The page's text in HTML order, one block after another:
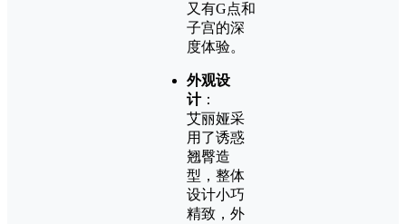
又有G点和
子宫的深
度体验。
外观设
计：
艾丽娅采
用了诱惑
翘臀造
型，整体
设计小巧
精致，外